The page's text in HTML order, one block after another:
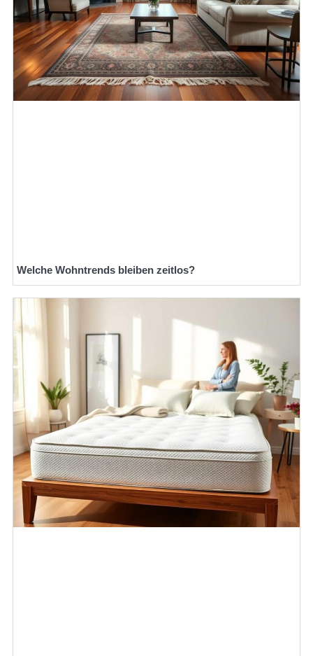
Welche Wohntrends bleiben zeitlos?